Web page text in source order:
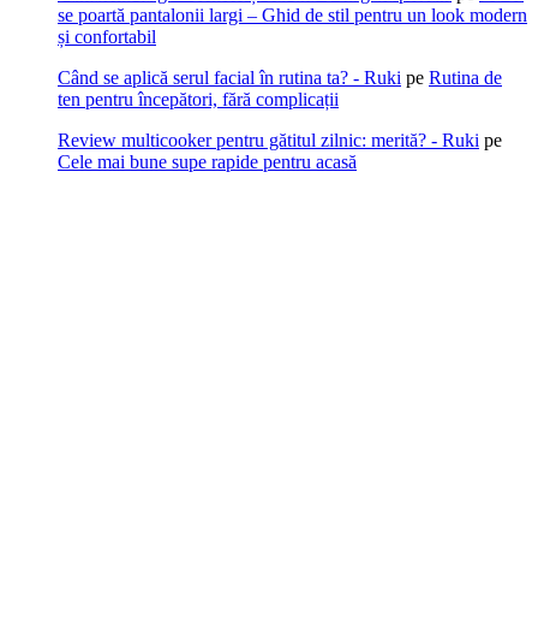
se poartă pantalonii largi – Ghid de stil pentru un look modern
și confortabil
Când se aplică serul facial în rutina ta? - Ruki pe Rutina de
ten pentru începători, fără complicații
Review multicooker pentru gătitul zilnic: merită? - Ruki pe
Cele mai bune supe rapide pentru acasă